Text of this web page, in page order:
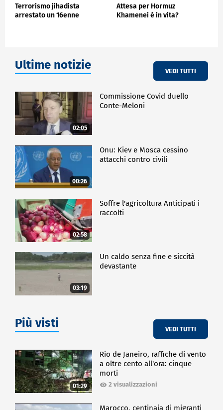
Terrorismo jihadista
arrestato un 16enne
Attesa per Hormuz
Khamenei è in vita?
Ultime notizie VEDI TUTTI
02:05
Commissione Covid duello
Conte-Meloni
00:26
Onu: Kiev e Mosca cessino
attacchi contro civili
02:58
Soffre l'agricoltura Anticipati i
raccolti
03:19
Un caldo senza fine e siccità
devastante
Più visti VEDI TUTTI
01:29
Rio de Janeiro, raffiche di vento
a oltre cento all'ora: cinque
morti
2 visualizzazioni
Marocco, centinaia di migranti